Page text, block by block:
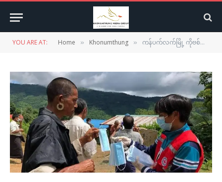
YOU ARE AT: Home » Khonumthung » ကန်ပက်လက်မြို့ ကိုဗစ်ပိုးတွေ့လူနာ ၆ ဦး ဆေးကုမှုခံယူနေ